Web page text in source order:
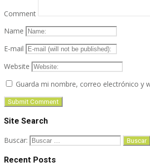
Comment
Name
E-mail
Website
Guarda mi nombre, correo electrónico y
Site Search
Buscar:
Recent Posts